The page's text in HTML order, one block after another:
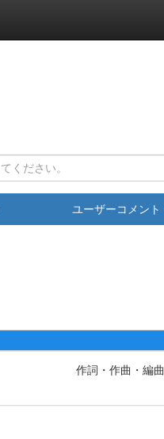
ユーザーコメント
作詞・作曲・編曲